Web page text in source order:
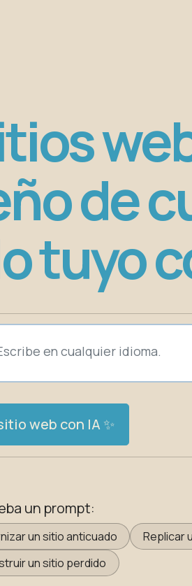
de
tuyo
web con IA ✨
un prompt:
un sitio anticuado
Replicar
un sitio perdido